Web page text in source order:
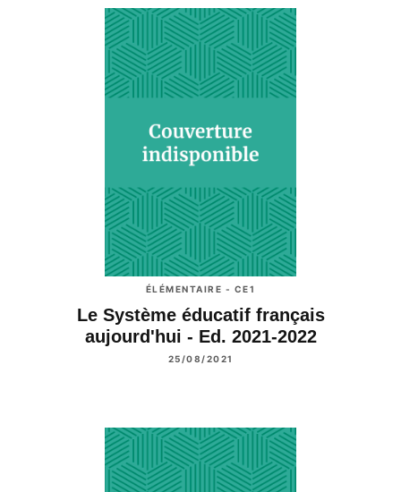
ÉLÉMENTAIRE - CE1
Le Système éducatif français
aujourd'hui - Ed. 2021-2022
25/08/2021